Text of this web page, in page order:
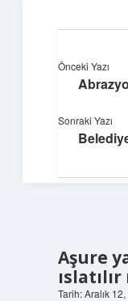
Aşure
ıslatılır
Tarih: Aralık
Önceki Yazı
Sonraki Yazı